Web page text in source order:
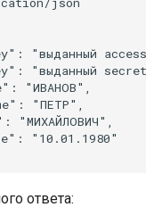
"выданный
"выданный
"ИВАНОВ",
"ПЕТР",
"МИХАЙЛОВИЧ",
"10.01.1980"
ответа: